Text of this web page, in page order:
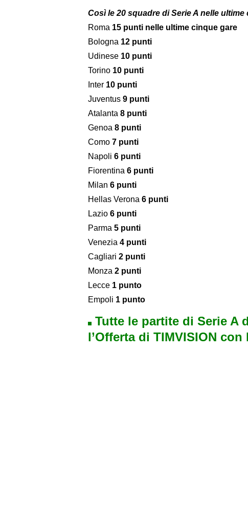
Così le 20 squadre di Serie A nelle
Roma 15 punti nelle ultime cinque gare
Bologna 12 punti
Udinese 10 punti
Torino 10 punti
Inter 10 punti
Juventus 9 punti
Atalanta 8 punti
Genoa 8 punti
Como 7 punti
Napoli 6 punti
Fiorentina 6 punti
Milan 6 punti
Hellas Verona 6 punti
Lazio 6 punti
Parma 5 punti
Venezia 4 punti
Cagliari 2 punti
Monza 2 punti
Lecce 1 punto
Empoli 1 punto
Tutte le partite di Serie A
l’Offerta di TIMVISION con